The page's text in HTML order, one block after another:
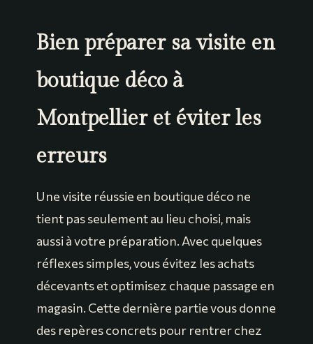
Bien préparer sa visite en
boutique déco à
Montpellier et éviter les
erreurs
Une visite réussie en boutique déco ne
tient pas seulement au lieu choisi, mais
aussi à votre préparation. Avec quelques
réflexes simples, vous évitez les achats
décevants et optimisez chaque passage en
magasin. Cette dernière partie vous donne
des repères concrets pour rentrer chez